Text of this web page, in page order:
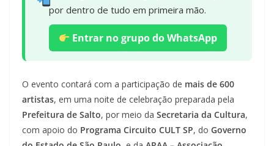
por dentro de tudo em primeira mão.
Entrar no grupo do WhatsApp
O evento contará com a participação de mais de 600
artistas, em uma noite de celebração preparada pela
Prefeitura de Salto, por meio da Secretaria da Cultura,
com apoio do Programa Circuito CULT SP, do Governo